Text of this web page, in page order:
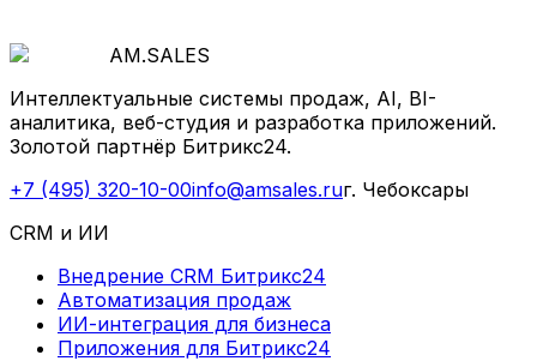
AM.SALES
Интеллектуальные системы продаж, AI, BI-
аналитика, веб-студия и разработка приложений.
Золотой партнёр Битрикс24.
+7 (495) 320-10-00info@amsales.ruг. Чебоксары
CRM и ИИ
Внедрение CRM Битрикс24
Автоматизация продаж
ИИ-интеграция для бизнеса
Приложения для Битрикс24